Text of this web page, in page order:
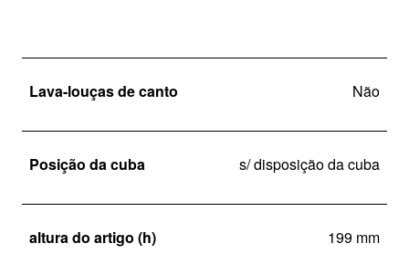
Lava-louças de canto Não
Posição da cuba s/ disposição da cuba
altura do artigo (h) 199 mm